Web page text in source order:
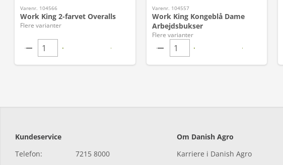
Varenr. 104566
Work King 2-farvet Overalls
Flere varianter
Varenr. 104557
Work King Kongeblå Dame
Arbejdsbukser
Flere varianter
Kundeservice
Telefon:
7215 8000
Om Danish Agro
Karriere i Danish Agro